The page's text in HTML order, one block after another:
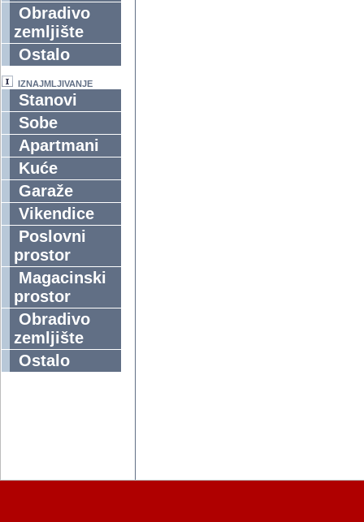
Obradivo
zemljište
Ostalo
IZNAJMLJIVANJE
Stanovi
Sobe
Apartmani
Kuće
Garaže
Vikendice
Poslovni
prostor
Magacinski
prostor
Obradivo
zemljište
Ostalo